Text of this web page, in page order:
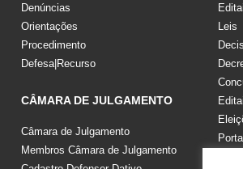
Denúncias
Orientações
Procedimento
Defesa|Recurso
CÂMARA DE JULGAMENTO
Câmara de Julgamento
Membros Câmara de Julgamento
Leis